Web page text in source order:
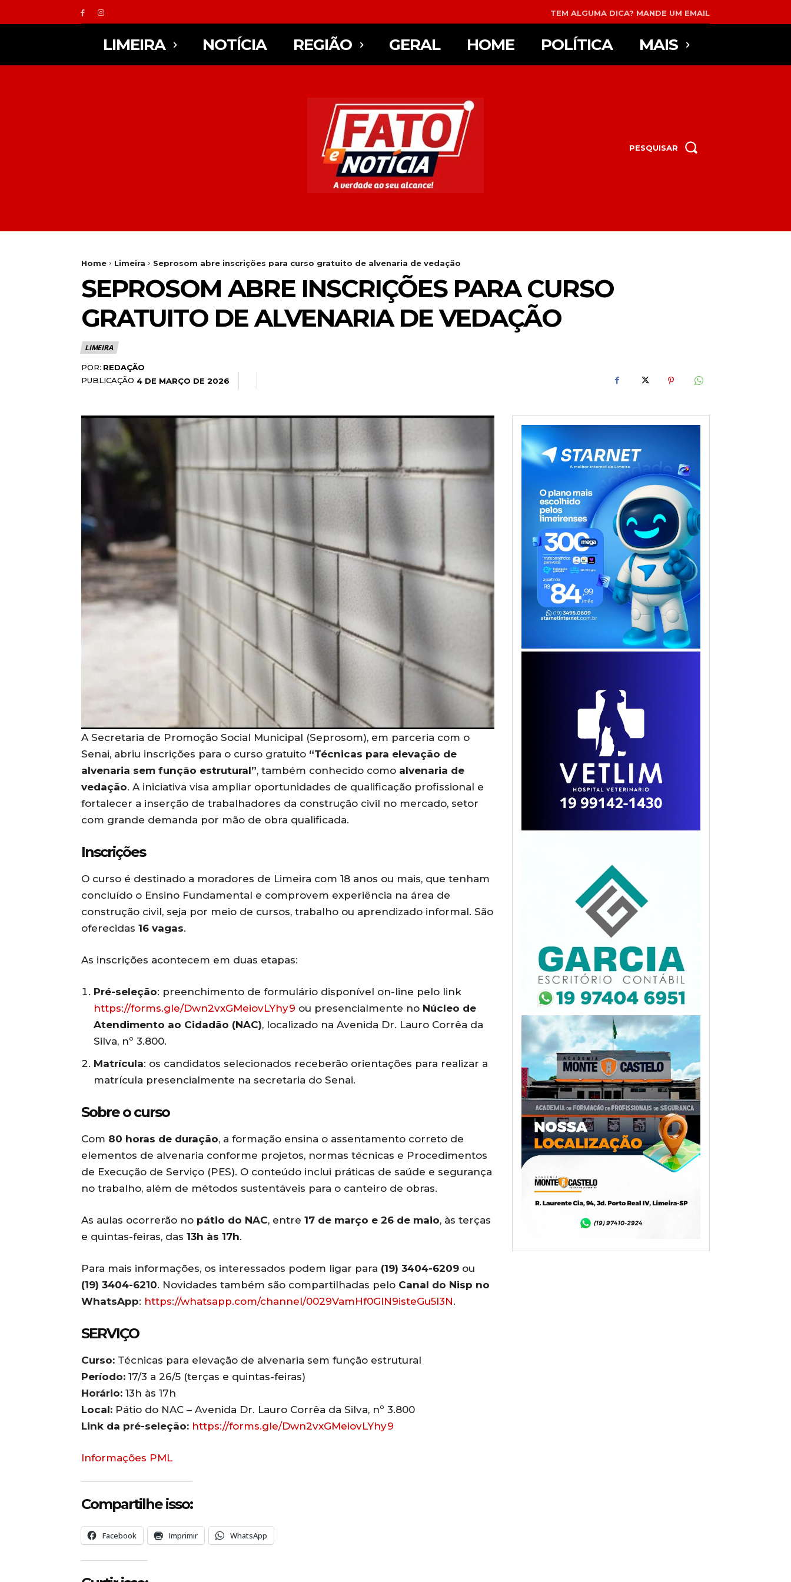
TEM ALGUMA DICA? MANDE UM EMAIL
LIMEIRA NOTÍCIA REGIÃO GERAL HOME POLÍTICA MAIS
PESQUISAR
Home Limeira Seprosom abre inscrições para curso gratuito de alvenaria de vedação
SEPROSOM ABRE INSCRIÇÕES PARA CURSO
GRATUITO DE ALVENARIA DE VEDAÇÃO
LIMEIRA
POR: REDAÇÃO
PUBLICAÇÃO 4 DE MARÇO DE 2026
A Secretaria de Promoção Social Municipal (Seprosom), em parceria com o
Senai, abriu inscrições para o curso gratuito “Técnicas para elevação de
alvenaria sem função estrutural”, também conhecido como alvenaria de
vedação. A iniciativa visa ampliar oportunidades de qualificação profissional e
fortalecer a inserção de trabalhadores da construção civil no mercado, setor
com grande demanda por mão de obra qualificada.
Inscrições
O curso é destinado a moradores de Limeira com 18 anos ou mais, que tenham
concluído o Ensino Fundamental e comprovem experiência na área de
construção civil, seja por meio de cursos, trabalho ou aprendizado informal. São
oferecidas 16 vagas.
As inscrições acontecem em duas etapas:
Pré-seleção: preenchimento de formulário disponível on-line pelo link
https://forms.gle/Dwn2vxGMeiovLYhy9 ou presencialmente no Núcleo de
Atendimento ao Cidadão (NAC), localizado na Avenida Dr. Lauro Corrêa da
Silva, nº 3.800.
Matrícula: os candidatos selecionados receberão orientações para realizar a
matrícula presencialmente na secretaria do Senai.
Sobre o curso
Com 80 horas de duração, a formação ensina o assentamento correto de
elementos de alvenaria conforme projetos, normas técnicas e Procedimentos
de Execução de Serviço (PES). O conteúdo inclui práticas de saúde e segurança
no trabalho, além de métodos sustentáveis para o canteiro de obras.
As aulas ocorrerão no pátio do NAC, entre 17 de março e 26 de maio, às terças
e quintas-feiras, das 13h às 17h.
Para mais informações, os interessados podem ligar para (19) 3404-6209 ou
(19) 3404-6210. Novidades também são compartilhadas pelo Canal do Nisp no
WhatsApp: https://whatsapp.com/channel/0029VamHf0GIN9isteGu5l3N.
SERVIÇO
Curso: Técnicas para elevação de alvenaria sem função estrutural
Período: 17/3 a 26/5 (terças e quintas-feiras)
Horário: 13h às 17h
Local: Pátio do NAC – Avenida Dr. Lauro Corrêa da Silva, nº 3.800
Link da pré-seleção: https://forms.gle/Dwn2vxGMeiovLYhy9
Informações PML
Compartilhe isso:
Facebook Imprimir WhatsApp